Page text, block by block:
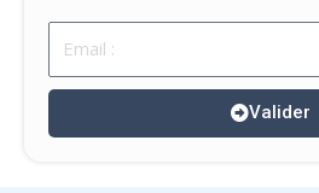
Email
Valider